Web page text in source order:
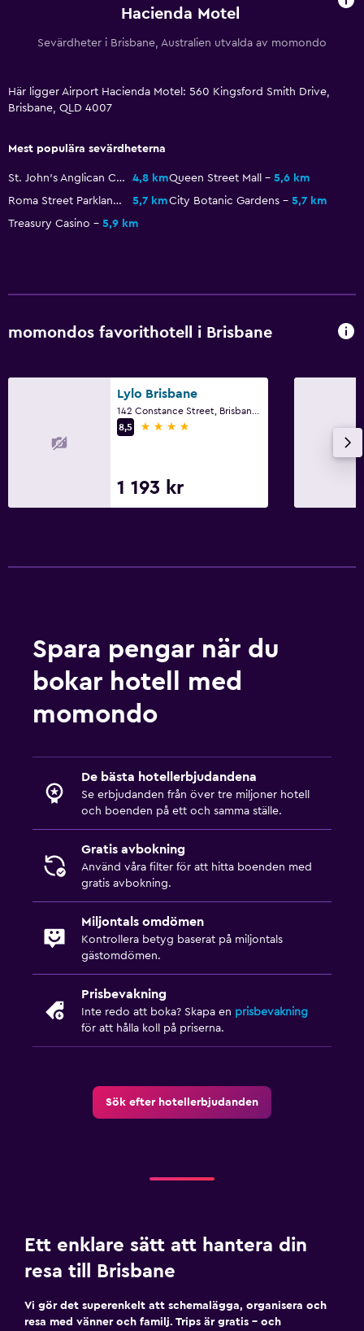
Kassaskåp
Pool och spa
Utomhuspool
Bastu
Utomhus
Saker att göra
Cykeluthyrning
Barnmåltider
Hacienda Motel
Sevärdheter i Brisbane, Australien utvalda av momondo
Här ligger Airport Hacienda Motel: 560 Kingsford Smith Drive,
Brisbane, QLD 4007
Mest populära sevärdheterna
St. John's Anglican Cathedral 4,8 kmQueen Street Mall
5,6 km
Roma Street Parkland
5,7 kmCity Botanic Gardens
5,7 km
Treasury Casino
5,9 km
momondos favorithotell i Brisbane
Lylo Brisbane
8,5
4 stjärnor
1 193 kr
Spara pengar när du
bokar hotell med
momondo
De bästa hotellerbjudandena
Se erbjudanden från över tre miljoner hotell
och boenden på ett och samma ställe.
Gratis avbokning
Använd våra filter för att hitta boenden med
gratis avbokning.
Miljontals omdömen
Kontrollera betyg baserat på miljontals
gästomdömen.
Prisbevakning
Inte redo att boka? Skapa en prisbevakning
för att hålla koll på priserna.
Sök efter hotellerbjudanden
Ett enklare sätt att hantera din
resa till Brisbane
Vi gör det superenkelt att schemalägga, organisera och
resa med vänner och familj. Trips är gratis – och